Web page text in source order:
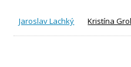
Jaroslav Lachký Kristína